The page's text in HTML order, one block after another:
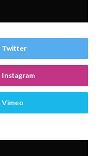
Twitter
Instagram
Vimeo